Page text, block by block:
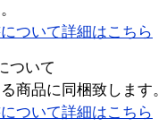
ついて詳細はこちら
ついて
商品に同梱致します。
ついて詳細はこちら